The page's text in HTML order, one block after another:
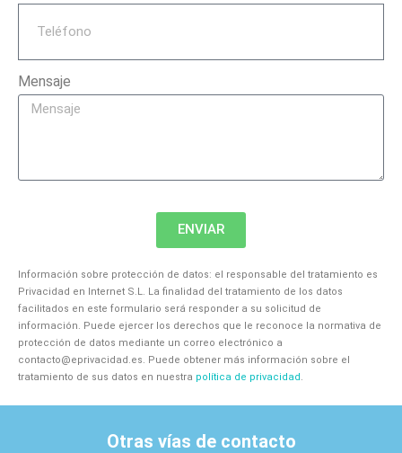
Mensaje
ENVIAR
Información sobre protección de datos: el responsable del tratamiento es
Privacidad en Internet S.L. La finalidad del tratamiento de los datos
facilitados en este formulario será responder a su solicitud de
información. Puede ejercer los derechos que le reconoce la normativa de
protección de datos mediante un correo electrónico a
contacto@eprivacidad.es. Puede obtener más información sobre el
tratamiento de sus datos en nuestra política de privacidad.
Otras vías de contacto